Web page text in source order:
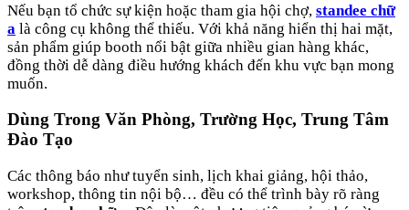
Nếu bạn tổ chức sự kiện hoặc tham gia hội chợ, standee chữ
a là công cụ không thể thiếu. Với khả năng hiển thị hai mặt,
sản phẩm giúp booth nổi bật giữa nhiều gian hàng khác,
đồng thời dễ dàng điều hướng khách đến khu vực bạn mong
muốn.
Dùng Trong Văn Phòng, Trường Học, Trung Tâm
Đào Tạo
Các thông báo như tuyển sinh, lịch khai giảng, hội thảo,
workshop, thông tin nội bộ… đều có thể trình bày rõ ràng